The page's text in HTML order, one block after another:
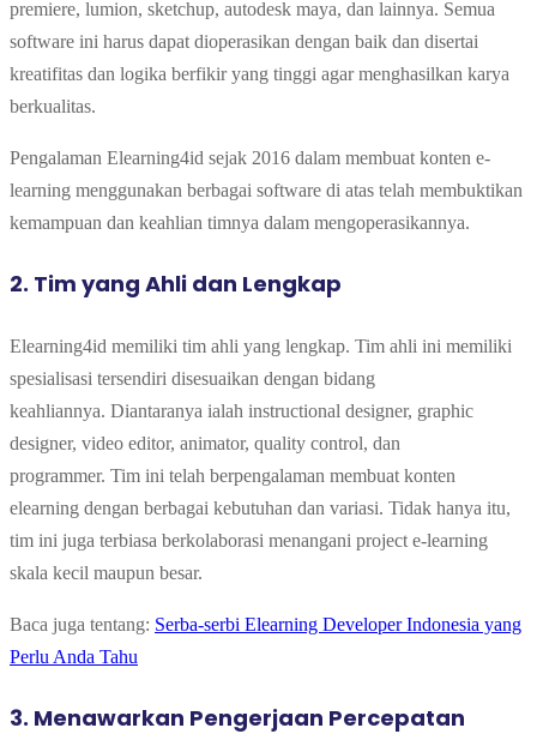
premiere, lumion, sketchup, autodesk maya, dan lainnya. Semua
software ini harus dapat dioperasikan dengan baik dan disertai
kreatifitas dan logika berfikir yang tinggi agar menghasilkan karya
berkualitas.
Pengalaman Elearning4id sejak 2016 dalam membuat konten e-
learning menggunakan berbagai software di atas telah membuktikan
kemampuan dan keahlian timnya dalam mengoperasikannya.
2. Tim yang Ahli dan Lengkap
Elearning4id memiliki tim ahli yang lengkap. Tim ahli ini memiliki
spesialisasi tersendiri disesuaikan dengan bidang
keahliannya. Diantaranya ialah instructional designer, graphic
designer, video editor, animator, quality control, dan
programmer. Tim ini telah berpengalaman membuat konten
elearning dengan berbagai kebutuhan dan variasi. Tidak hanya itu,
tim ini juga terbiasa berkolaborasi menangani project e-learning
skala kecil maupun besar.
Baca juga tentang: Serba-serbi Elearning Developer Indonesia yang
Perlu Anda Tahu
3. Menawarkan Pengerjaan Percepatan